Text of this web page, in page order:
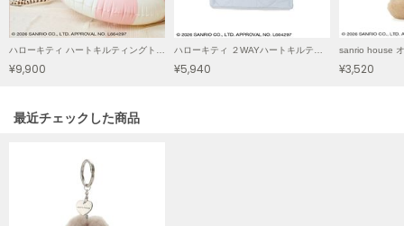
ポローラ
PUMA
¥9,900 ¥5,940 ¥3,520
関連記事
最近チェックした商品